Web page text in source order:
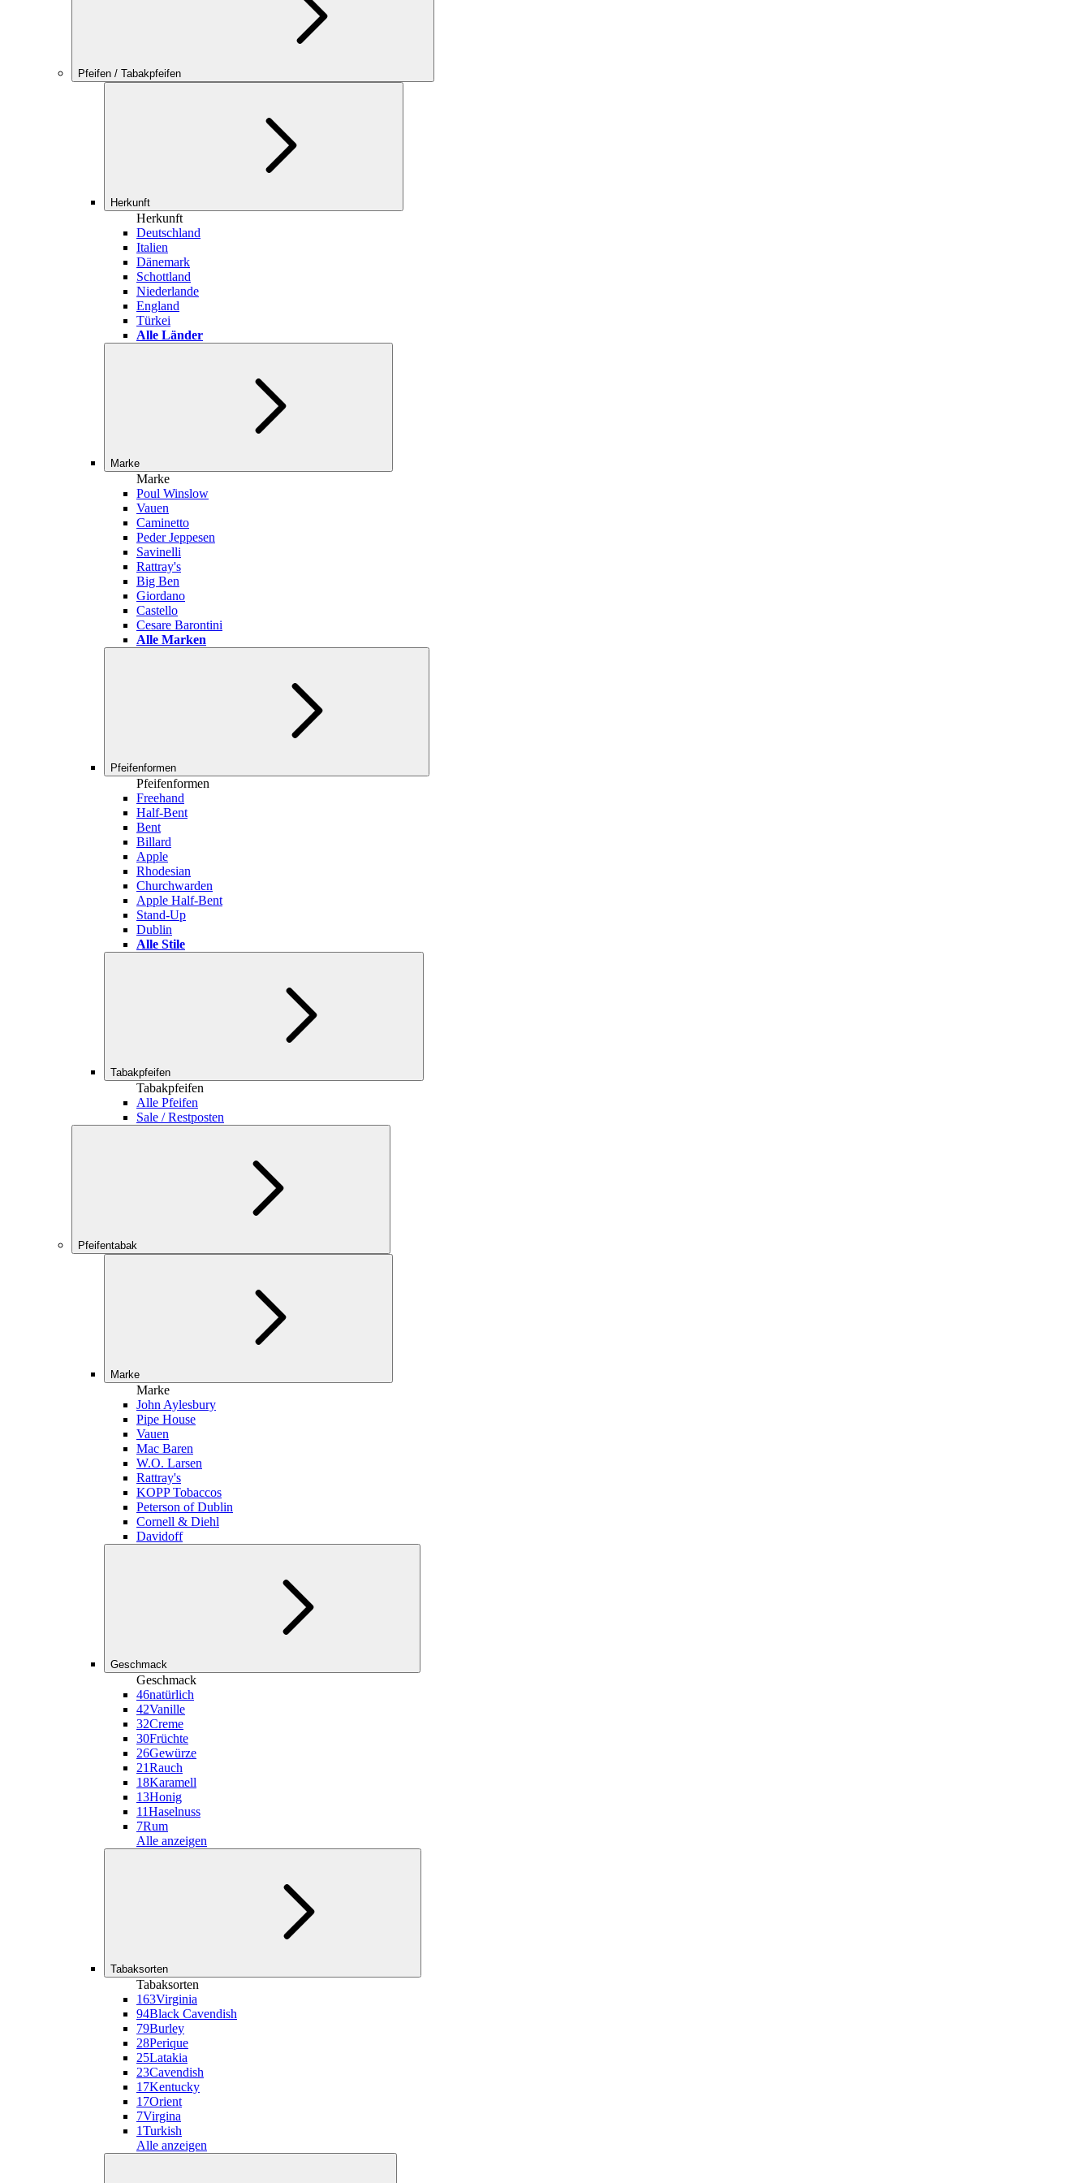
Pfeifen / Tabakpfeifen
Herkunft
Herkunft
Deutschland
Italien
Dänemark
Schottland
Niederlande
England
Türkei
Alle Länder
Marke
Marke
Poul Winslow
Vauen
Caminetto
Peder Jeppesen
Savinelli
Rattray's
Big Ben
Giordano
Castello
Cesare Barontini
Alle Marken
Pfeifenformen
Pfeifenformen
Freehand
Half-Bent
Bent
Billard
Apple
Rhodesian
Churchwarden
Apple Half-Bent
Stand-Up
Dublin
Alle Stile
Tabakpfeifen
Tabakpfeifen
Alle Pfeifen
Sale / Restposten
Pfeifentabak
Marke
Marke
John Aylesbury
Pipe House
Vauen
Mac Baren
W.O. Larsen
Rattray's
KOPP Tobaccos
Peterson of Dublin
Cornell & Diehl
Davidoff
Geschmack
Geschmack
46natürlich
42Vanille
32Creme
30Früchte
26Gewürze
21Rauch
18Karamell
13Honig
11Haselnuss
7Rum
Alle anzeigen
Tabaksorten
Tabaksorten
163Virginia
94Black Cavendish
79Burley
28Perique
25Latakia
23Cavendish
17Kentucky
17Orient
7Virgina
1Turkish
Alle anzeigen